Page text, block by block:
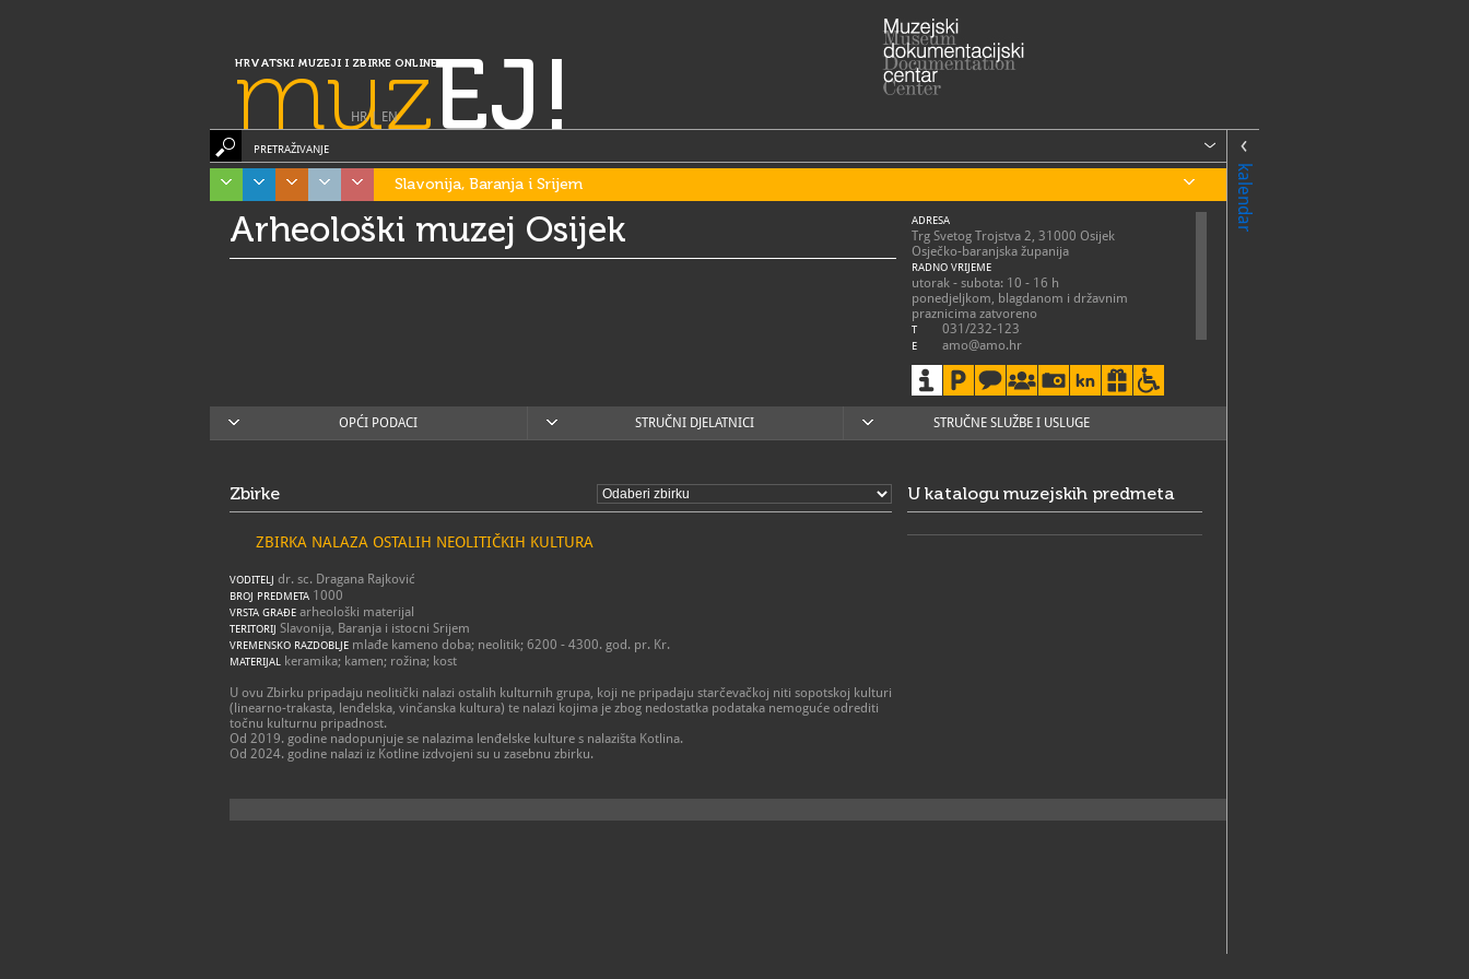
HRVATSKI MUZEJI I ZBIRKE ONLINE
muzEJ!
HR| EN
kalendar
PRETRAŽIVANJE
Slavonija, Baranja i Srijem
Arheološki muzej Osijek ADRESA
Trg Svetog Trojstva 2, 31000 Osijek
Osječko-baranjska županija
RADNO VRIJEME
utorak - subota: 10 - 16 h
ponedjeljkom, blagdanom i državnim
praznicima zatvoreno
T 031/232-123
E amo@amo.hr
https://amo.hr/
OPĆI PODACI STRUČNI DJELATNICI STRUČNE SLUŽBE I USLUGE
Zbirke
ZBIRKA NALAZA OSTALIH NEOLITIČKIH KULTURA
VODITELJ dr. sc. Dragana Rajković
BROJ PREDMETA 1000
VRSTA GRAĐE arheološki materijal
TERITORIJ Slavonija, Baranja i istocni Srijem
VREMENSKO RAZDOBLJE mlađe kameno doba; neolitik; 6200 - 4300. god. pr. Kr.
MATERIJAL keramika; kamen; rožina; kost
U ovu Zbirku pripadaju neolitički nalazi ostalih kulturnih grupa, koji ne pripadaju starčevačkoj niti sopotskoj kulturi
(linearno-trakasta, lenđelska, vinčanska kultura) te nalazi kojima je zbog nedostatka podataka nemoguće odrediti
točnu kulturnu pripadnost.
Od 2019. godine nadopunjuje se nalazima lenđelske kulture s nalazišta Kotlina.
Od 2024. godine nalazi iz Kotline izdvojeni su u zasebnu zbirku.
U katalogu muzejskih predmeta